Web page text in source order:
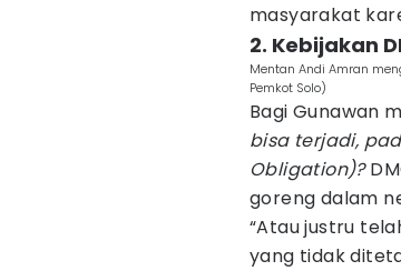
masyarakat
2. Kebijakan
Mentan Andi Amran
Pemkot Solo)
Bagi Gunawan
bisa terjadi,
Obligation)?
goreng dalam
“Atau justru
yang tidak